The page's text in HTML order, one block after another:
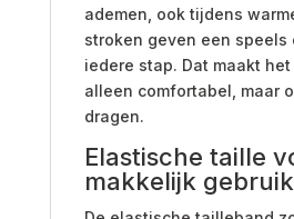
ademen, ook tijdens
stroken geven een speels
iedere stap. Dat maakt
alleen comfortabel, maar
dragen.
Elastische taille
makkelijk gebruik